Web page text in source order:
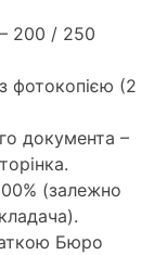
– 200 / 250
фотокопією (2
документа –
(залежно
Бюро